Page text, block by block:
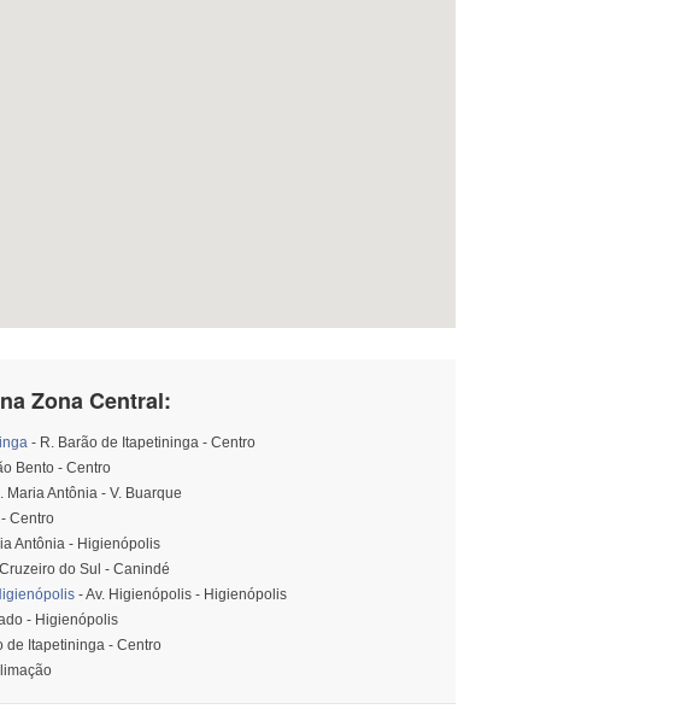
Zona Central:
- R. Barão de Itapetininga - Centro
Bento - Centro
Maria Antônia - V. Buarque
Centro
Antônia - Higienópolis
do Sul - Canindé
- Av. Higienópolis - Higienópolis
- Higienópolis
de Itapetininga - Centro